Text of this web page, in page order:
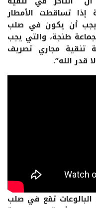
إذا تساقطت الأمطار
يجب أن يكون في صلب
طنجة، والتي يجب
تنقية مجاري تصريف
قدر الله”.
البالوعات تقع في صلب